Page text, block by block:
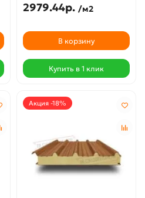
2979.44р. /м2
В корзину
Купить в 1 клик
Акция -18%